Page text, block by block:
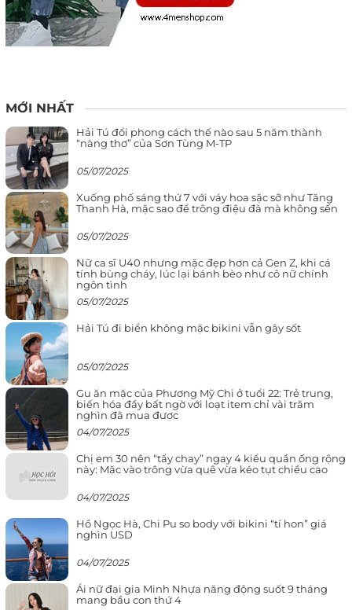
MỚI NHẤT
Hải Tú đổi phong cách thế nào sau 5 năm thành
“nàng thơ” của Sơn Tùng M-TP
05/07/2025
Xuống phố sáng thứ 7 với váy hoa sặc sỡ như Tăng
Thanh Hà, mặc sao để trông điệu đà mà không sến
05/07/2025
Nữ ca sĩ U40 nhưng mặc đẹp hơn cả Gen Z, khi cá
tính bùng cháy, lúc lại bánh bèo như cô nữ chính
ngôn tình
05/07/2025
Hải Tú đi biển không mặc bikini vẫn gây sốt
05/07/2025
Gu ăn mặc của Phương Mỹ Chi ở tuổi 22: Trẻ trung,
biến hóa đầy bất ngờ với loạt item chỉ vài trăm
nghìn đã mua được
04/07/2025
Chị em 30 nên “tẩy chay” ngay 4 kiểu quần ống rộng
này: Mặc vào trông vừa quê vừa kéo tụt chiều cao
04/07/2025
Hồ Ngọc Hà, Chi Pu so body với bikini “tí hon” giá
nghìn USD
04/07/2025
Ái nữ đại gia Minh Nhựa năng động suốt 9 tháng
mang bầu con thứ 4